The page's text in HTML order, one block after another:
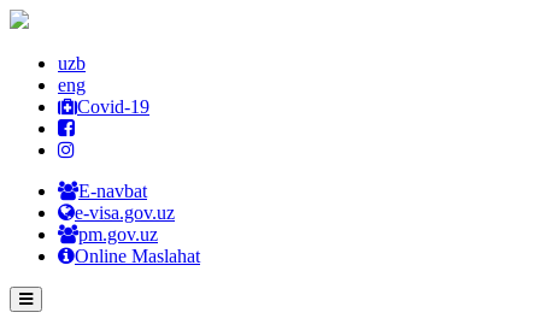
uzb
eng
Covid-19
E-navbat
e-visa.gov.uz
pm.gov.uz
Online Maslahat